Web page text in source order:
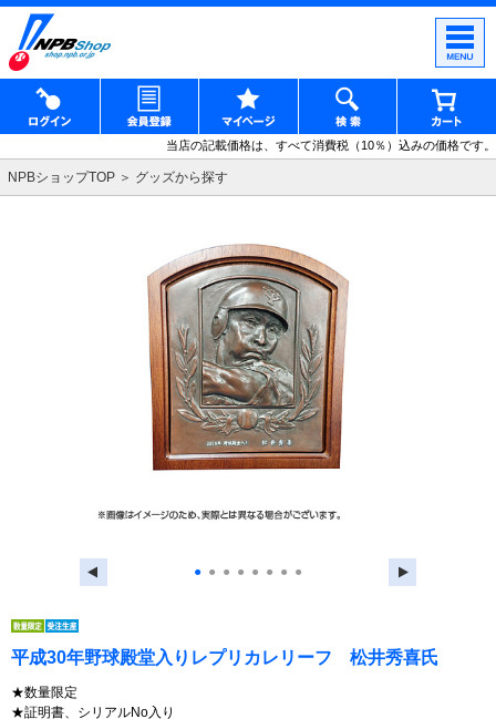
当店の記載価格は、すべて消費税（10％）込みの価格です。
NPBショップTOP グッズから探す
● ● ● ● ● ● ● ●
平成30年野球殿堂入りレプリカレリーフ 松井秀喜氏
★数量限定
★証明書、シリアルNo入り